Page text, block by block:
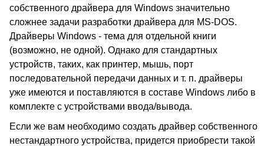
собственного драйвера для Windows значительно
сложнее задачи разработки драйвера для MS-DOS.
Драйверы Windows - тема для отдельной книги
(возможно, не одной). Однако для стандартных
устройств, таких, как принтер, мышь, порт
последовательной передачи данных и т. п. драйверы
уже имеются и поставляются в составе Windows либо в
комплекте с устройствами ввода/вывода.
Если же вам необходимо создать драйвер собственного
нестандартного устройства, придется приобрести такой